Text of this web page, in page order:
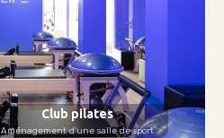
Club pilates
Aménagement d'une salle de sport